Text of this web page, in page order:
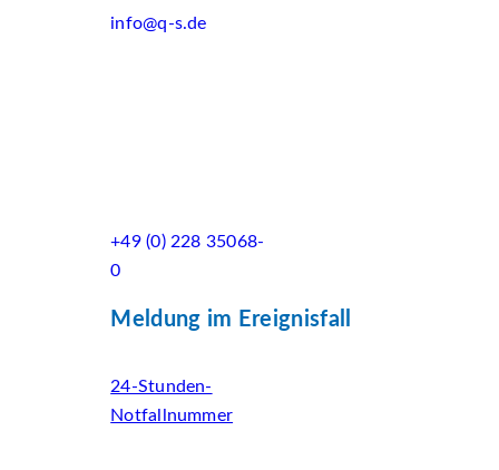
info@q-s.de
+49 (0) 228 35068-
0
Meldung im Ereignisfall
24-Stunden-
Notfallnummer